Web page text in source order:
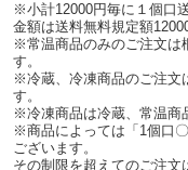
※小計12000円毎に１個口
金額は送料無料規定額
※常温商品のみのご注文は
す。
※冷蔵、冷凍商品のご注文
す。
※冷凍商品は冷蔵、常温商
※商品によっては「1個口
ございます。
その制限を超えてのご注文